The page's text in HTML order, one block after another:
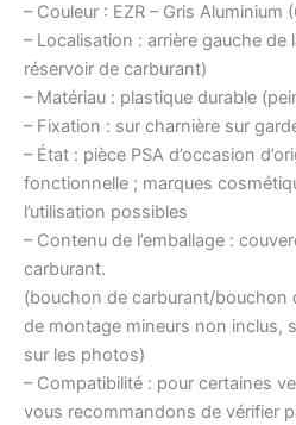
– Couleur : EZR – Gris Aluminium
– Localisation : arrière gauche
réservoir de carburant)
– Matériau : plastique durable
– Fixation : sur charnière sur
– État : pièce PSA d’occasion
fonctionnelle ; marques
l’utilisation possibles
– Contenu de l’emballage :
carburant.
(bouchon de carburant/bouchon
de montage mineurs non inclus,
sur les photos)
– Compatibilité : pour certaines
vous recommandons de vérifier